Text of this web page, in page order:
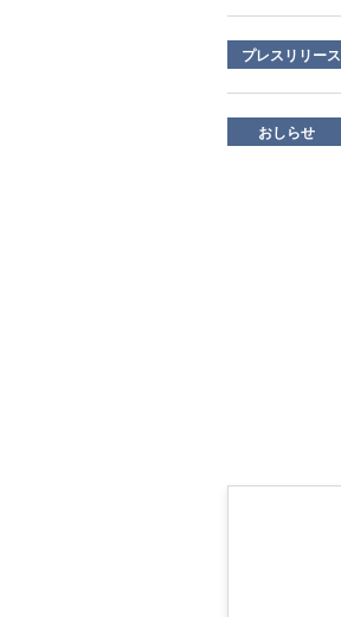
プレスリリース
おしらせ